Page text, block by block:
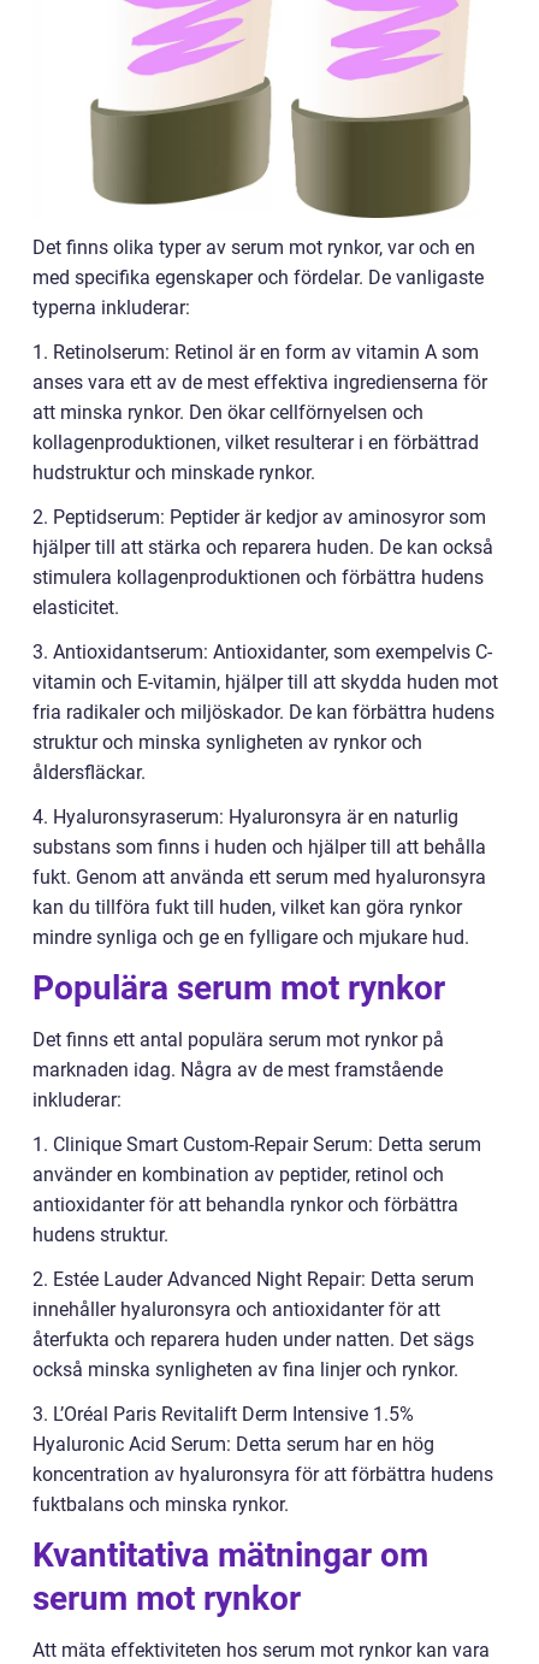
Det finns olika typer av serum mot rynkor, var och en
med specifika egenskaper och fördelar. De vanligaste
typerna inkluderar:
1. Retinolserum: Retinol är en form av vitamin A som
anses vara ett av de mest effektiva ingredienserna för
att minska rynkor. Den ökar cellförnyelsen och
kollagenproduktionen, vilket resulterar i en förbättrad
hudstruktur och minskade rynkor.
2. Peptidserum: Peptider är kedjor av aminosyror som
hjälper till att stärka och reparera huden. De kan också
stimulera kollagenproduktionen och förbättra hudens
elasticitet.
3. Antioxidantserum: Antioxidanter, som exempelvis C-
vitamin och E-vitamin, hjälper till att skydda huden mot
fria radikaler och miljöskador. De kan förbättra hudens
struktur och minska synligheten av rynkor och
åldersfläckar.
4. Hyaluronsyraserum: Hyaluronsyra är en naturlig
substans som finns i huden och hjälper till att behålla
fukt. Genom att använda ett serum med hyaluronsyra
kan du tillföra fukt till huden, vilket kan göra rynkor
mindre synliga och ge en fylligare och mjukare hud.
Populära serum mot rynkor
Det finns ett antal populära serum mot rynkor på
marknaden idag. Några av de mest framstående
inkluderar:
1. Clinique Smart Custom-Repair Serum: Detta serum
använder en kombination av peptider, retinol och
antioxidanter för att behandla rynkor och förbättra
hudens struktur.
2. Estée Lauder Advanced Night Repair: Detta serum
innehåller hyaluronsyra och antioxidanter för att
återfukta och reparera huden under natten. Det sägs
också minska synligheten av fina linjer och rynkor.
3. L’Oréal Paris Revitalift Derm Intensive 1.5%
Hyaluronic Acid Serum: Detta serum har en hög
koncentration av hyaluronsyra för att förbättra hudens
fuktbalans och minska rynkor.
Kvantitativa mätningar om
serum mot rynkor
Att mäta effektiviteten hos serum mot rynkor kan vara